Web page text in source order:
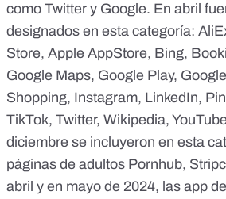
como Twitter y Google. En abril
designados en esta categoría:
Store, Apple AppStore, Bing,
Google Maps, Google Play,
Shopping, Instagram, LinkedIn,
TikTok, Twitter, Wikipedia,
diciembre se incluyeron en esta
páginas de adultos Pornhub,
abril y en mayo de 2024, las app